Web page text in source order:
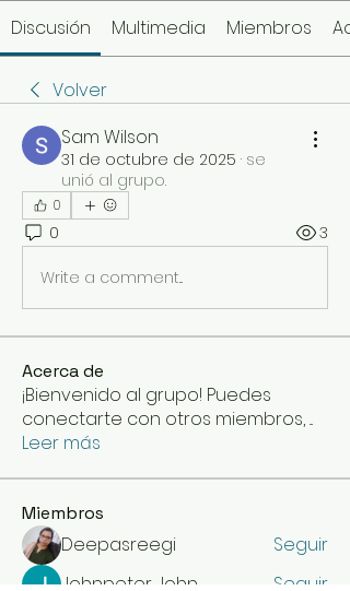
Discusión Multimedia Miembros
Volver
Sam Wilson
31 de octubre de 2025 · se
unió al grupo.
0
0 3
Write a comment...
Acerca de
¡Bienvenido al grupo! Puedes
conectarte con otros miembros,...
Leer más
Miembros
Deepasreegi
Seguir
Johnpeter John
Seguir